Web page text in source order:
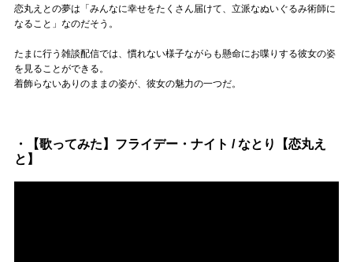
恋丸えとの夢は「みんなに幸せをたくさん届けて、立派なぬいぐるみ術師に
なること」なのだそう。
たまに行う雑談配信では、慣れない様子ながらも懸命にお喋りする彼女の姿
を見ることができる。
着飾らないありのままの姿が、彼女の魅力の一つだ。
・【歌ってみた】フライデー・ナイト / なとり【恋丸え
と】